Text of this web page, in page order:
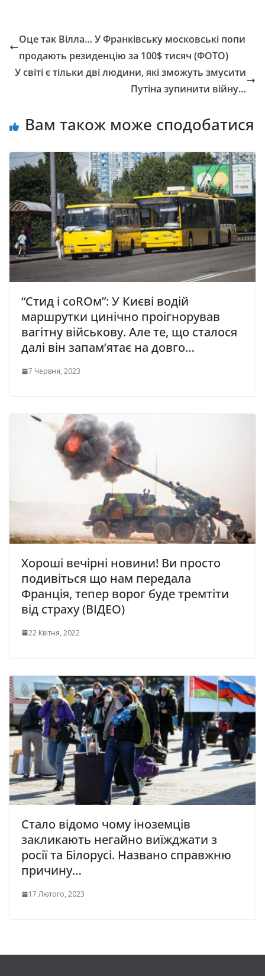
Оце так Вілла… У Франківську московські попи
продають резиденцію за 100$ тисяч (ФОТО)
У світі є тільки дві людини, які зможуть змусити
Пyтiнa зупинити вiйнy…
Вам також може сподобатися
“Стид і соROм”: У Києві водій
маршрутки цинічно проігнорував
вагітну військову. Але те, що сталося
далі він запам’ятає на довго…
7 Червня, 2023
Хороші вечірні новини! Ви просто
подивіться що нам передала
Франція, тепер ворог буде тремтіти
від страху (ВІДЕО)
22 Квітня, 2022
Стало відомо чому iноземцiв
закликають негайно виїжджати з
росії та Бiлоpусi. Названо спpавжню
пpичину…
17 Лютого, 2023